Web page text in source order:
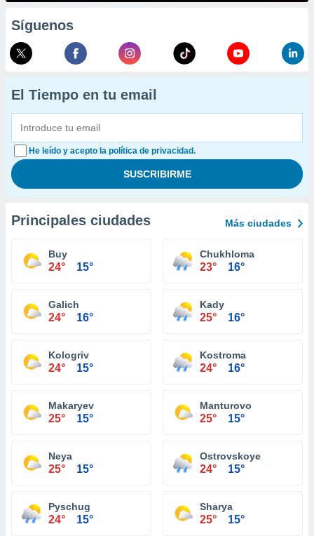
Síguenos
El Tiempo en tu email
He leído y acepto la política de privacidad.
Principales ciudades Más ciudades
Buy
24° 15°
Chukhloma
23° 16°
Galich
24° 16°
Kady
25° 16°
Kologriv
24° 15°
Kostroma
24° 16°
Makaryev
25° 15°
Manturovo
25° 15°
Neya
25° 15°
Ostrovskoye
24° 15°
Pyschug
24° 15°
Sharya
25° 15°